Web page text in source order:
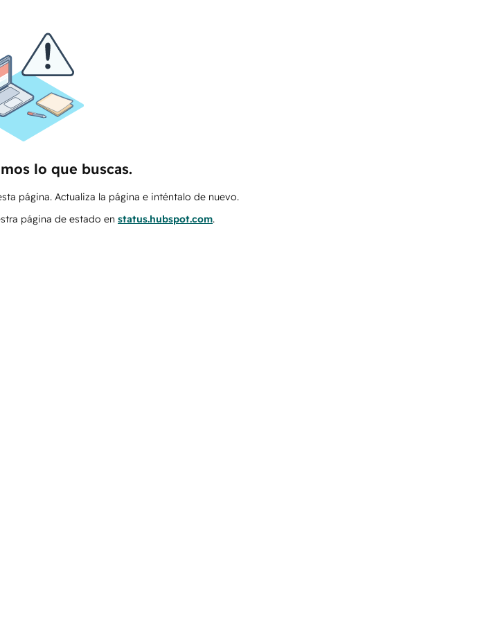
lo que buscas.
página. Actualiza la página e inténtalo de nuevo.
página de estado en status.hubspot.com.